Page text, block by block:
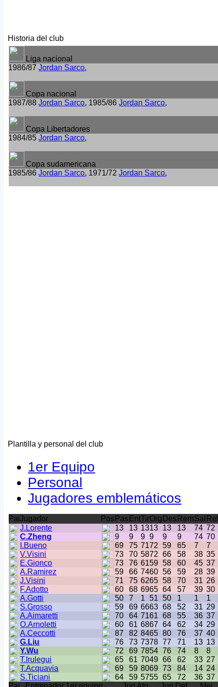
Historia del club
Liga nacional
1986/87Jordan Sarco,
Copa nacional
1987/88Jordan Sarco, 1985/86Jordan Sarco,
Copa Libertadores
1984/85Jordan Sarco,
Copa sudamericana
1985/86Jordan Sarco, 1971/72Jordan Sarco,
Plantilla y personal del club
1er Equipo
Personal
Jugadores emblemáticos
PaiJugador Pos Pas EntTirOrg Des RemSal
J.Lorente
13 13 1313 13 13 74 72
C.Zheng
9 9 9 9 9 9 74 70
I.Bueno
69 75 7172 59 65 7
7
V.Visini
73 70 5872 66 58 38 35
E.Gionco
73 76 6159 58 60 45 37
A.Ramirez
59 66 7460 56 59 28 39
J.Visini
71 75 6265 58 70 31 26
F.Adotto
60 68 6965 64 57 39 30
A.Gotti
50 7 1 51 50 1 1
1
S.Grosso
59 69 6663 68 52 31 29
A.Aimaretti
70 64 7161 68 55 36 37
O.Arnoletti
60 61 6867 64 62 34 29
A.Ceccotti
87 82 8465 80 76 37 40
G.Liu
76 73 7378 77 71 13 13
Y.Wu
72 69 7854 76 74 8
8
T.Irulegui
65 61 7049 66 62 33 27
T.Acquavia
69 59 8069 73 84 14 24
S.Ticiani
64 59 5755 65 72 36 37